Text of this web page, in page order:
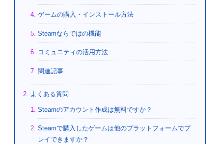
ゲームの購入・インストール方法
Steamならではの機能
コミュニティの活用方法
関連記事
よくある質問
Steamのアカウント作成は無料ですか？
Steamで購入したゲームは他のプラットフォームでプ
レイできますか？